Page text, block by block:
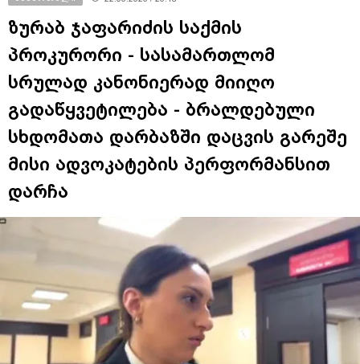
ზურაბ ჯაფარიძის საქმის
პროკურორი - სასამართლომ
სრულად კანონიერად მიიღო
გადაწყვეტილება - ბრალდებული
სხდომათა დარბაზში დაცვის გარეშე
მისი ადვოკატების პერფორმანსით
დარჩა